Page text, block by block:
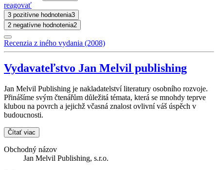
reagovať
3 pozitívne hodnotenia3
2 negatívne hodnotenia2
Recenzia z iného vydania (2008)
Vydavateľstvo Jan Melvil publishing
Jan Melvil Publishing je nakladatelství literatury osobního rozvoje.
Přinášíme svým čtenářům důležitá témata, která se mnohdy teprve
klubou na povrch a jejichž včasná znalost ovlivní váš úspěch v
budoucnosti.
Čítať viac
Obchodný názov
Jan Melvil Publishing, s.r.o.